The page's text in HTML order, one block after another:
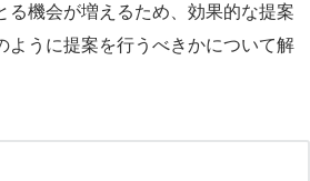
機会が増えるため、効果的な提案
ように提案を行うべきかについて解